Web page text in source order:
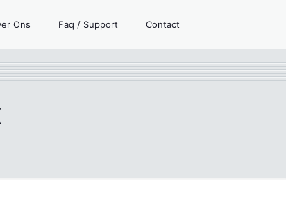
Ons Faq / Support Contact